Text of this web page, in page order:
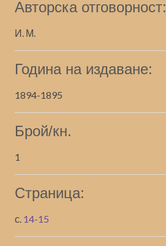
Авторска отговорност:
И. М.
Година на издаване:
1894-1895
Брой/кн.
1
Страница:
с. 14-15